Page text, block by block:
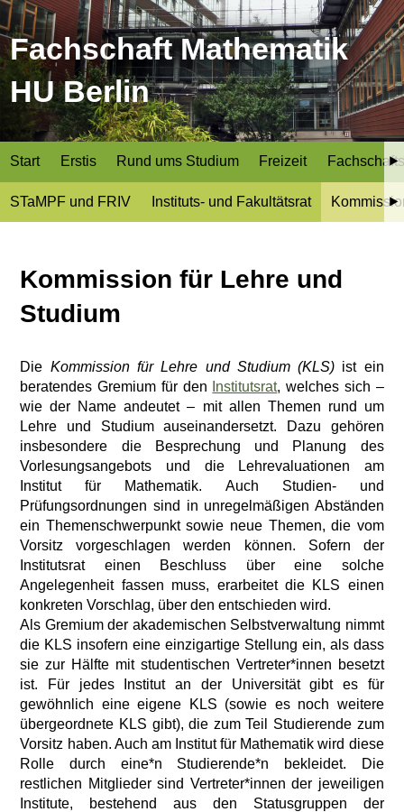
Fachschaft Mathematik
HU Berlin
Start Erstis Rund ums Studium Freizeit
STaMPF und FRIV Instituts- und Fakultätsrat
Kommission für Lehre und
Studium
Die Kommission für Lehre und Studium (KLS) ist ein
beratendes Gremium für den
Institutsrat, welches sich –
wie der Name andeutet – mit allen Themen rund um
Lehre und Studium auseinandersetzt. Dazu gehören
insbesondere die Besprechung und Planung des
Vorlesungsangebots und die Lehrevaluationen am
Institut für Mathematik. Auch Studien- und
Prüfungsordnungen sind in unregelmäßigen Abständen
ein Themenschwerpunkt sowie neue Themen, die vom
Vorsitz vorgeschlagen werden können. Sofern der
Institutsrat einen Beschluss über eine solche
Angelegenheit fassen muss, erarbeitet die KLS einen
konkreten Vorschlag, über den entschieden wird.
Als Gremium der akademischen Selbstverwaltung nimmt
die KLS insofern eine einzigartige Stellung ein, als dass
sie zur Hälfte mit studentischen Vertreter*innen besetzt
ist. Für jedes Institut an der Universität gibt es für
gewöhnlich eine eigene KLS (sowie es noch weitere
übergeordnete KLS gibt), die zum Teil Studierende zum
Vorsitz haben. Auch am Institut für Mathematik wird diese
Rolle durch eine*n Studierende*n bekleidet. Die
restlichen Mitglieder sind Vertreter*innen der jeweiligen
Institute, bestehend aus den Statusgruppen der